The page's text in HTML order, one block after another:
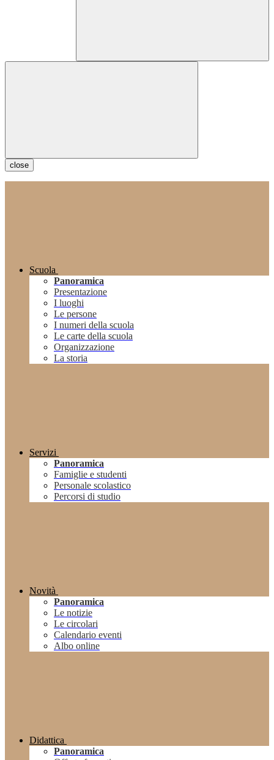
close
Scuola
Panoramica
Presentazione
I luoghi
Le persone
I numeri della scuola
Le carte della scuola
Organizzazione
La storia
Servizi
Panoramica
Famiglie e studenti
Personale scolastico
Percorsi di studio
Novità
Panoramica
Le notizie
Le circolari
Calendario eventi
Albo online
Didattica
Panoramica